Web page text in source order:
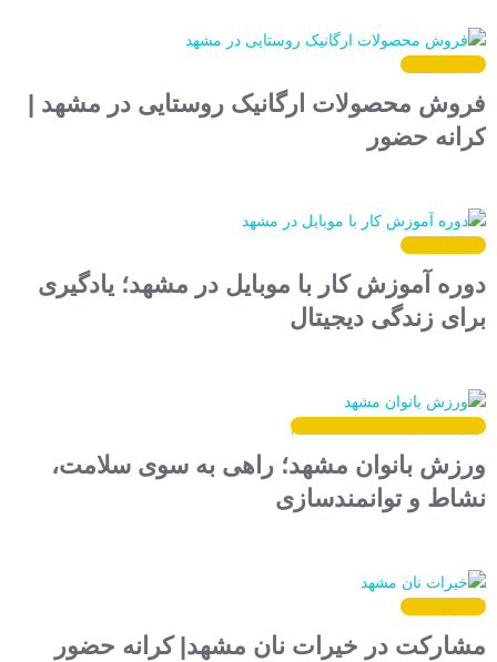
اخبار وبسایت
فروش محصولات ارگانیک روستایی در مشهد |
کرانه حضور
اخبار وبسایت
دوره آموزش کار با موبایل در مشهد؛ یادگیری
برای زندگی دیجیتال
دپارتمان درمانی/ سلامت جسم
ورزش بانوان مشهد؛ راهی به سوی سلامت،
نشاط و توانمندسازی
اخبار وبسایت
مشارکت در خیرات نان مشهد| کرانه حضور